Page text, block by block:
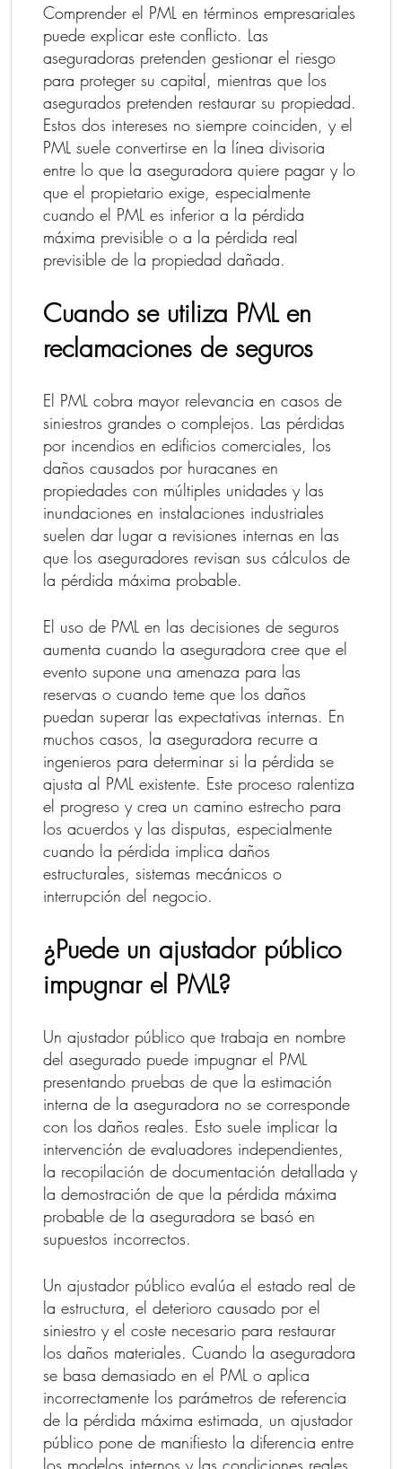
Comprender el PML en términos empresariales
puede explicar este conflicto. Las
aseguradoras pretenden gestionar el riesgo
para proteger su capital, mientras que los
asegurados pretenden restaurar su propiedad.
Estos dos intereses no siempre coinciden, y el
PML suele convertirse en la línea divisoria
entre lo que la aseguradora quiere pagar y lo
que el propietario exige, especialmente
cuando el PML es inferior a la pérdida
máxima previsible o a la pérdida real
previsible de la propiedad dañada.
Cuando se utiliza PML en
reclamaciones de seguros
El PML cobra mayor relevancia en casos de
siniestros grandes o complejos. Las pérdidas
por incendios en edificios comerciales, los
daños causados por huracanes en
propiedades con múltiples unidades y las
inundaciones en instalaciones industriales
suelen dar lugar a revisiones internas en las
que los aseguradores revisan sus cálculos de
la pérdida máxima probable.
El uso de PML en las decisiones de seguros
aumenta cuando la aseguradora cree que el
evento supone una amenaza para las
reservas o cuando teme que los daños
puedan superar las expectativas internas. En
muchos casos, la aseguradora recurre a
ingenieros para determinar si la pérdida se
ajusta al PML existente. Este proceso ralentiza
el progreso y crea un camino estrecho para
los acuerdos y las disputas, especialmente
cuando la pérdida implica daños
estructurales, sistemas mecánicos o
interrupción del negocio.
¿Puede un ajustador público
impugnar el PML?
Un ajustador público que trabaja en nombre
del asegurado puede impugnar el PML
presentando pruebas de que la estimación
interna de la aseguradora no se corresponde
con los daños reales. Esto suele implicar la
intervención de evaluadores independientes,
la recopilación de documentación detallada y
la demostración de que la pérdida máxima
probable de la aseguradora se basó en
supuestos incorrectos.
Un ajustador público evalúa el estado real de
la estructura, el deterioro causado por el
siniestro y el coste necesario para restaurar
los daños materiales. Cuando la aseguradora
se basa demasiado en el PML o aplica
incorrectamente los parámetros de referencia
de la pérdida máxima estimada, un ajustador
público pone de manifiesto la diferencia entre
los modelos internos y las condiciones reales.